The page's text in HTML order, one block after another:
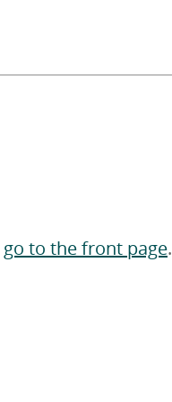
go to the front page.